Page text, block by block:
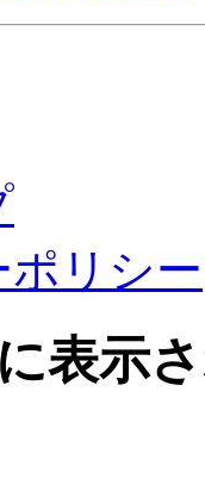
リシー
表示